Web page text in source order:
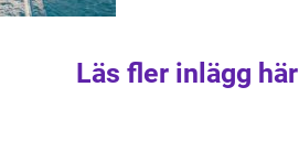
Läs fler inlägg här